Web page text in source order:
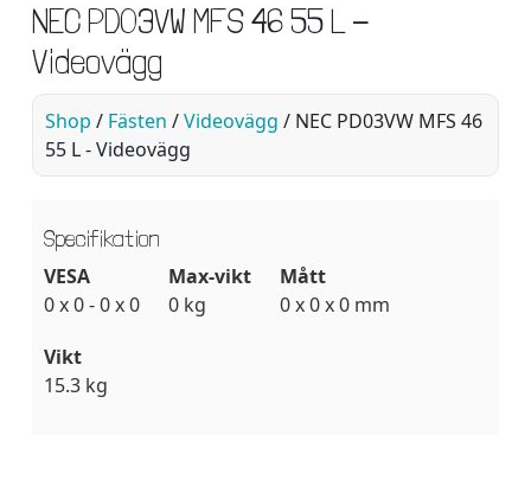
NEC PD03VW MFS 46 55 L -
Videovägg
Shop / Fästen /Videovägg / NEC PD03VW MFS 46
55 L - Videovägg
Specifikation
VESA
0 x 0 - 0 x 0
Max-vikt
0 kg
Mått
0 x 0 x 0 mm
Vikt
15.3 kg